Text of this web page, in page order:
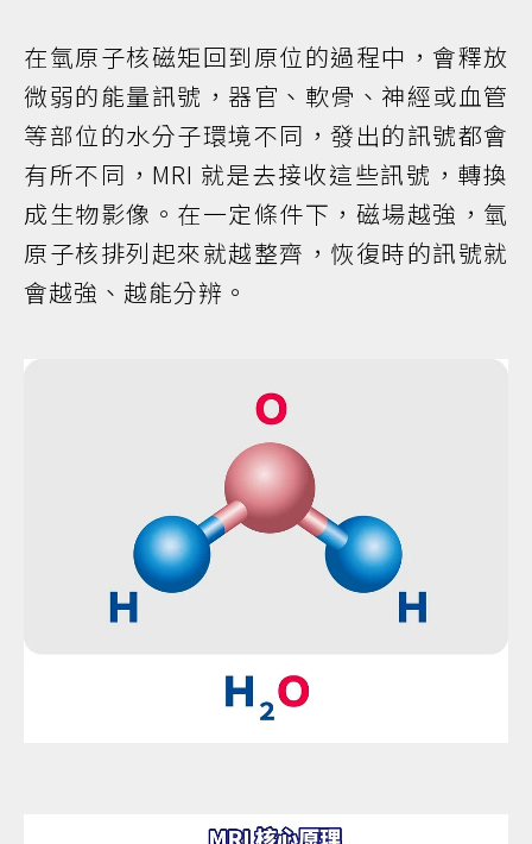
在氫原子核磁矩回到原位的過程中，會釋放
微弱的能量訊號，器官、軟骨、神經或血管
等部位的水分子環境不同，發出的訊號都會
有所不同，MRI 就是去接收這些訊號，轉換
成生物影像。在一定條件下，磁場越強，氫
原子核排列起來就越整齊，恢復時的訊號就
會越強、越能分辨。